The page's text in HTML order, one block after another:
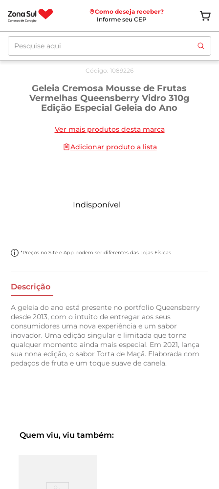
Como deseja receber?
Informe seu CEP
Pesquise aqui
Código: 1089226
Geleia Cremosa Mousse de Frutas
Vermelhas Queensberry Vidro 310g
Edição Especial Geleia do Ano
Ver mais produtos desta marca
Adicionar produto a lista
Indisponível
*Preços no Site e App podem ser diferentes das Lojas Físicas.
Descrição
A geleia do ano está presente no portfolio Queensberry
desde 2013, com o intuito de entregar aos seus
consumidores uma nova experiência e um sabor
inovador. Uma edição singular e limitada que torna
qualquer momento ainda mais especial. Em 2021, lança
sua nona edição, o sabor Torta de Maçã. Elaborada com
pedaços de fruta e um toque suave de canela.
Quem viu, viu também: